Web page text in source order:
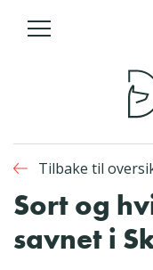
Tilbake til
Sort og
savnet i